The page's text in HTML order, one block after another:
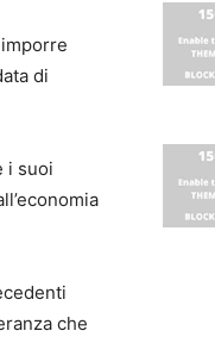
di
i suoi
che